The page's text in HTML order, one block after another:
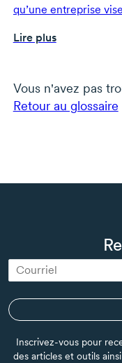
qu’une entreprise
potentielle.
Lire plus
Vous n'avez pas
Retour au glossaire
Inscrivez-vous pour
des articles et outils